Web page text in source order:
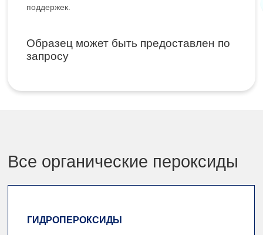
поддержек.
Образец может быть предоставлен по
запросу
Все органические пероксиды
ГИДРОПЕРОКСИДЫ